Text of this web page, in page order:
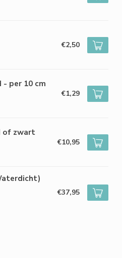
€2,50
- per 10 cm
€1,29
of zwart
€10,95
€37,95